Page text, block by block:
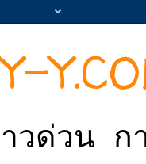
วด่วน ก